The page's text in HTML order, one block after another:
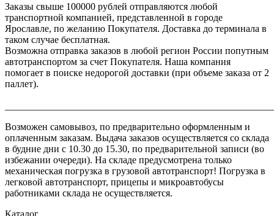
Заказы свыше 100000 рублей отправляются любой
транспортной компанией, представленной в городе
Ярославле, по желанию Покупателя. Доставка до терминала в
таком случае бесплатная.
Возможна отправка заказов в любой регион России попутным
автотранспортом за счет Покупателя. Наша компания
помогает в поиске недорогой доставки (при объеме заказа от 2
паллет).
Возможен самовывоз, по предварительно оформленным и
оплаченным заказам. Выдача заказов осуществляется со склада
в будние дни с 10.30 до 15.30, по предварительной записи (во
избежании очереди). На складе предусмотрена только
механическая погрузка в грузовой автотранспорт! Погрузка в
легковой автотранспорт, прицепы и микроавтобусы
работниками склада не осуществляется.
Каталог